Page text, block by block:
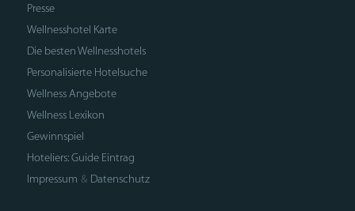
Presse
Wellnesshotel Karte
Die besten Wellnesshotels
Personalisierte Hotelsuche
Wellness Angebote
Wellness Lexikon
Gewinnspiel
Hoteliers: Guide Eintrag
Impressum & Datenschutz